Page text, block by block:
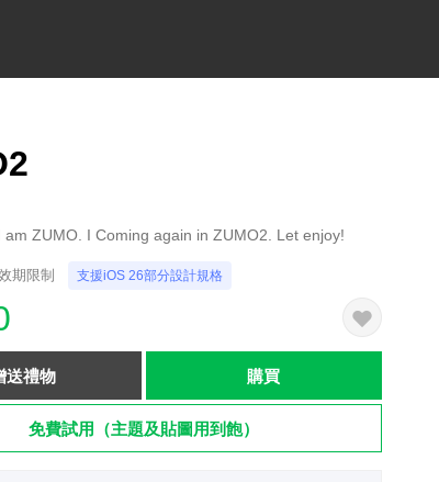
am ZUMO. I Coming again in ZUMO2. Let enjoy!
期限制 支援iOS 26部分設計規格
送禮物 購買
免費試用（主題及貼圖用到飽）